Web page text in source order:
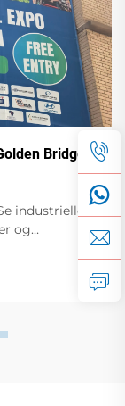
Bridge
industrielle
og
1C17-19,